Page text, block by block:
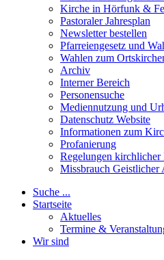
Kirche in Hörfunk &
Pastoraler Jahresplan
Newsletter bestellen
Pfarreiengesetz und
Wahlen zum
Archiv
Interner Bereich
Personensuche
Mediennutzung und
Datenschutz Website
Informationen zum
Profanierung
Regelungen kirchlicher
Missbrauch Geistlicher
Suche ...
Startseite
Aktuelles
Termine &
Wir sind